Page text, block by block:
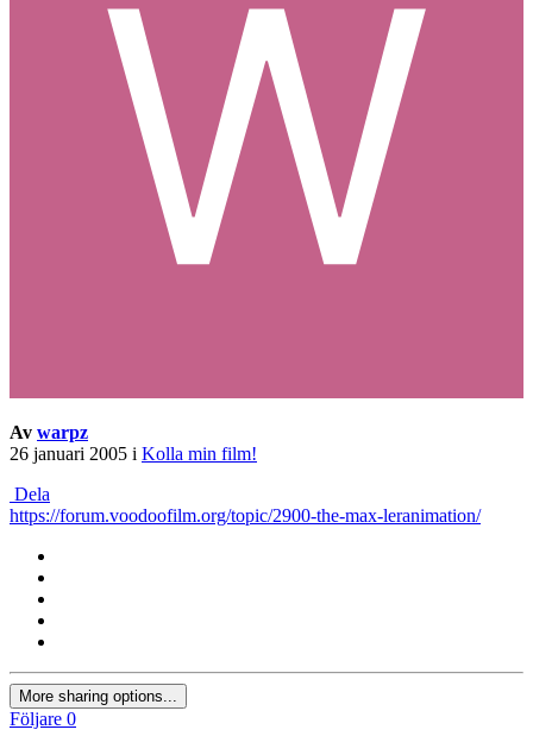
Av warpz
26 januari 2005 i Kolla min film!
Dela
https://forum.voodoofilm.org/topic/2900-the-max-leranimation/
More sharing options...
Följare 0